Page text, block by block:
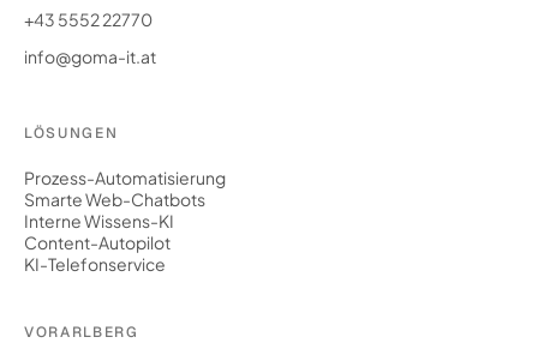
+43 5552 22770
info@goma-it.at
LÖSUNGEN
Prozess-Automatisierung
Smarte Web-Chatbots
Interne Wissens-KI
Content-Autopilot
KI-Telefonservice
VORARLBERG